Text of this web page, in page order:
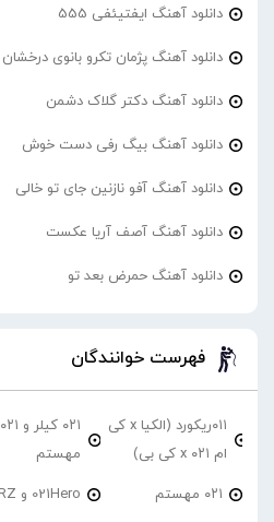
دانلود آهنگ ایفتیئفی 555
دانلود آهنگ پژمان تکرو بانوی درخشان
دانلود آهنگ دکتر گلاک دشمن
دانلود آهنگ بیگ رفی دست خوش
دانلود آهنگ آفو نازنین جای تو خالی
دانلود آهنگ آصف آریا عکست
دانلود آهنگ حمرض بعد تو
فهرست خوانندگان
۰۱۱ریکورد (الکیا x کی
ام ۰۲۱ x کی بی)
۰۲۱ کیلر و ۰۲۱
مهستم
۰۲۱ مهستم 021Hero و 2MDRZ